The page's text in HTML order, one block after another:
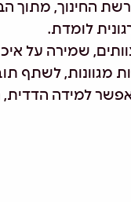
החינוך, מתוך
לומדת.
שמירה על
מגוונות, לשתף
למידה הדדית,